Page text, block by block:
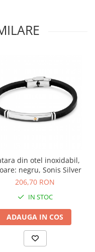
din otel inoxidabil,
negru, Sonis Silver
206,70 RON
IN STOC
ADAUGA IN COS